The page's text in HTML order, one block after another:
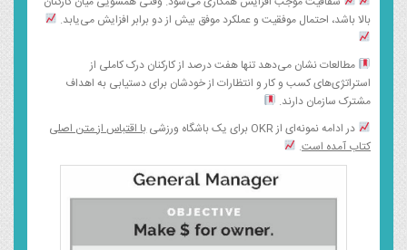
بالا باشد، احتمال موفقیت و عملکرد موفق بیش از دو برابر افزایش می‌یابد.
مطالعات نشان می‌دهد تنها هفت درصد از کارکنان درک کاملی از
استراتژی‌های کسب و کار و انتظارات از خودشان برای دستیابی به اهداف
مشترک سازمان دارند.
در ادامه نمونه‌ای از OKR برای یک باشگاه ورزشی
با اقتباس از متن اصلی
کتاب آمده است.